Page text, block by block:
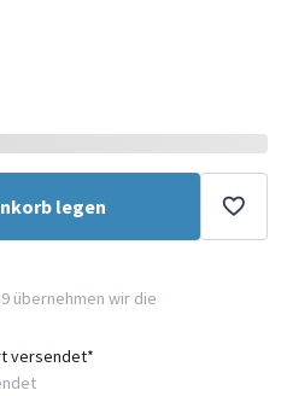
legen
übernehmen wir die
versendet*